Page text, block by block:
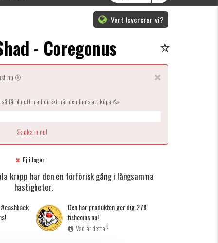
Vart levererar vi?
- Coregonus
nu 🤨
får du ett mail direkt när den finns att köpa 🥳
Ej i lager
kropp har den en förförisk gång i långsamma
hastigheter.
Den här produkten ger dig 278
fishcoins nu!
Vad är detta?